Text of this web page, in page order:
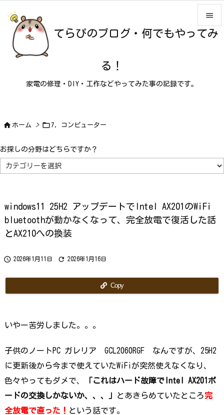


てらぴのブログ・何でもやってみ
る！
家電の修理・DIY・工作などやってみた事の記録です。
 ホーム > 7，コンピューター
お探しの分野はどちらですか？
探
し
は
ど
ち
ら
で
す
windows11 25H2 アップデートでIntel AX201のWiFi
bluetoothが動かなくなって、完全放電で復活した話
とAX210への換装
 2026年1月11日  2026年1月16日
Copy
いやー苦労しました。。。
子供のノートPC ガレリア GCL2060RGF なんですが、25H2
に更新後から今まで使えていたWiFiが突然使えなくなり、
色々やってもダメで、
「これはハード故障でIntel AX201ボ
ードの交換しかないか、、、」
とあきらめていたところ完
全放電で直った！ という話です。